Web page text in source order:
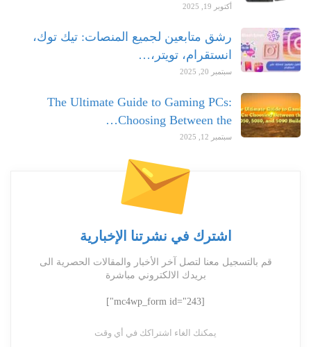
أكتوبر 19, 2025
رشق متابعين لجميع المنصات: تيك توك،
انستقرام، تويتر،…
سبتمبر 20, 2025
The Ultimate Guide to Gaming PCs:
Choosing Between the…
سبتمبر 12, 2025
اشترك في نشرتنا الإخبارية
قم بالتسجيل معنا لتصل آخر الأخبار والمقالات الحصرية الى
بريدك الالكتروني مباشرة
[mc4wp_form id="243"]
يمكنك الغاء اشتراكك في أي وقت